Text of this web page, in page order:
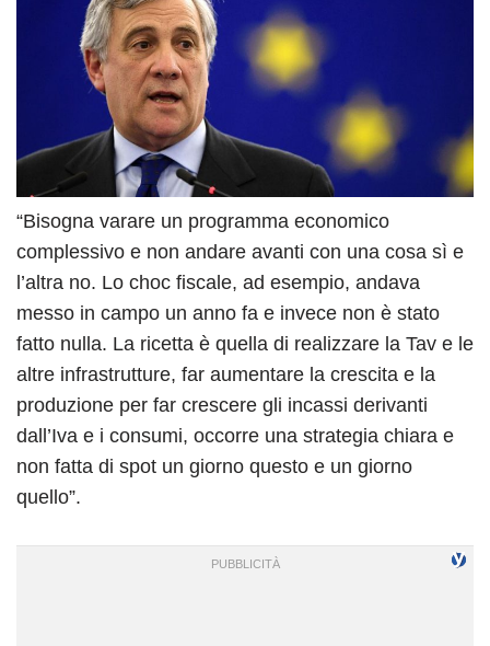
“Bisogna varare un programma economico
complessivo e non andare avanti con una cosa sì e
l’altra no. Lo choc fiscale, ad esempio, andava
messo in campo un anno fa e invece non è stato
fatto nulla. La ricetta è quella di realizzare la Tav e le
altre infrastrutture, far aumentare la crescita e la
produzione per far crescere gli incassi derivanti
dall’Iva e i consumi, occorre una strategia chiara e
non fatta di spot un giorno questo e un giorno
quello”.